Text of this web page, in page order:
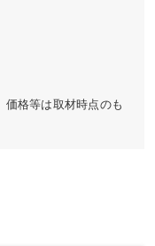
格等は取材時点のも